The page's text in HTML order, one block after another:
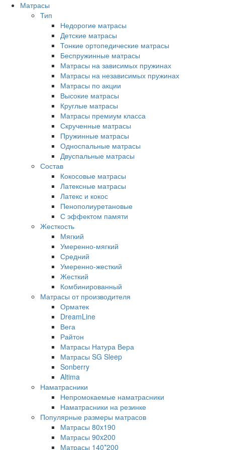
Матрасы
Тип
Недорогие матрасы
Детские матрасы
Тонкие ортопедические матрасы
Беспружинные матрасы
Матрасы на зависимых пружинах
Матрасы на независимых пружинах
Матрасы по акции
Высокие матрасы
Круглые матрасы
Матрасы премиум класса
Скрученные матрасы
Пружинные матрасы
Односпальные матрасы
Двуспальные матрасы
Состав
Кокосовые матрасы
Латексные матрасы
Латекс и кокос
Пенополиуретановые
С эффектом памяти
Жесткость
Мягкий
Умеренно-мягкий
Средний
Умеренно-жесткий
Жесткий
Комбинированный
Матрасы от производителя
Орматек
DreamLine
Вега
Райтон
Матрасы Натура Вера
Матрасы SG Sleep
Sonberry
Altima
Наматрасники
Непромокаемые наматрасники
Наматрасники на резинке
Популярные размеры матрасов
Матрасы 80x190
Матрасы 90x200
Матрасы 140*200